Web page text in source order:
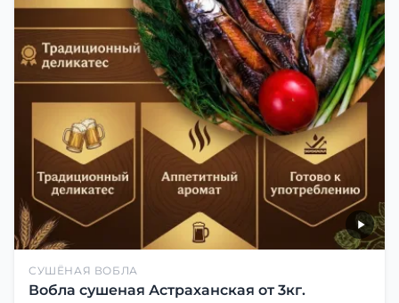
СУШЁНАЯ ВОБЛА
Вобла сушеная Астраханская от 3кг.